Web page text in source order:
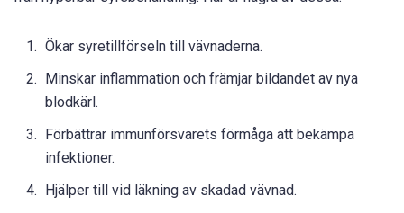
Ökar syretillförseln till vävnaderna.
Minskar inflammation och främjar bildandet av nya
blodkärl.
Förbättrar immunförsvarets förmåga att bekämpa
infektioner.
Hjälper till vid läkning av skadad vävnad.